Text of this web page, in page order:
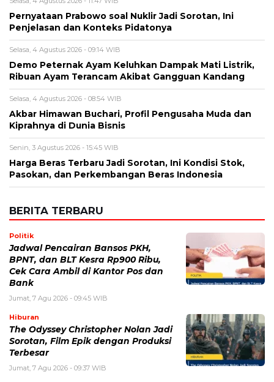
Pernyataan Prabowo soal Nuklir Jadi Sorotan, Ini
Penjelasan dan Konteks Pidatonya
Selasa, 4 Agustus 2026 - 09:14 WIB
Demo Peternak Ayam Keluhkan Dampak Mati Listrik,
Ribuan Ayam Terancam Akibat Gangguan Kandang
Selasa, 4 Agustus 2026 - 08:54 WIB
Akbar Himawan Buchari, Profil Pengusaha Muda dan
Kiprahnya di Dunia Bisnis
Senin, 3 Agustus 2026 - 15:45 WIB
Harga Beras Terbaru Jadi Sorotan, Ini Kondisi Stok,
Pasokan, dan Perkembangan Beras Indonesia
BERITA TERBARU
Politik
Jadwal Pencairan Bansos PKH,
BPNT, dan BLT Kesra Rp900 Ribu,
Cek Cara Ambil di Kantor Pos dan
Bank
Jumat, 7 Agu 2026 - 09:45 WIB
Hiburan
The Odyssey Christopher Nolan Jadi
Sorotan, Film Epik dengan Produksi
Terbesar
Jumat, 7 Agu 2026 - 09:37 WIB